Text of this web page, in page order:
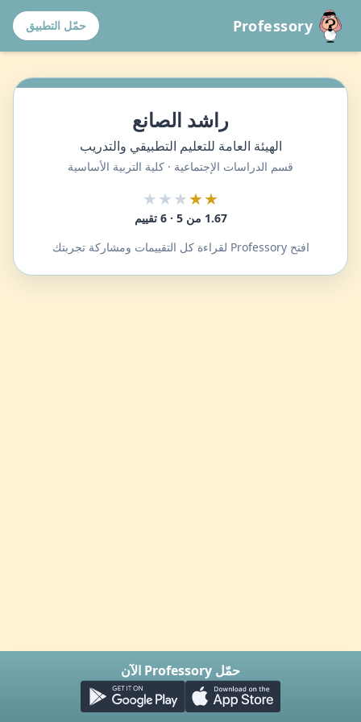
Professory حمّل التطبيق
راشد الصانع
الهيئة العامة للتعليم التطبيقي والتدريب
قسم الدراسات الإجتماعية · كلية التربية الأساسية
★★
★★★
1.67 من 5 · 6 تقييم
افتح Professory لقراءة كل التقييمات ومشاركة تجربتك
حمّل Professory الآن